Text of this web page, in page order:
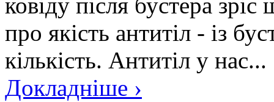
ковіду після бустера
про якість антитіл - із
кількість. Антитіл у нас...
Докладніше ›